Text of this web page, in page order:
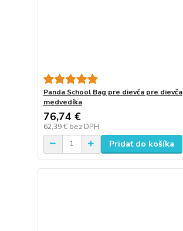
Panda School Bag pre dievča pre dievča
medvedíka
76,74 €
62,39 € bez DPH
Pridať do košíka